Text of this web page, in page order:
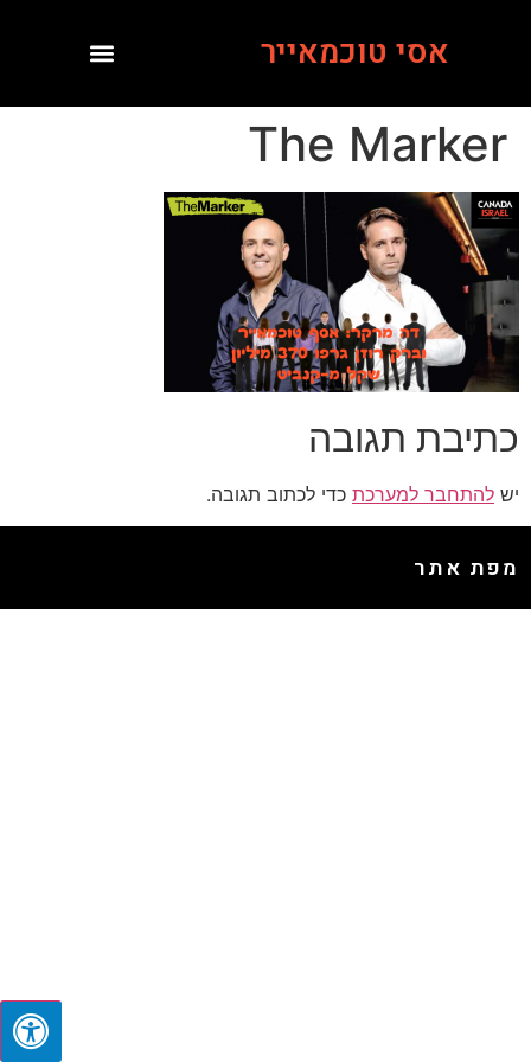
אסי טוכמאייר
The Marker
כתיבת תגובה
יש להתחבר למערכת כדי לכתוב תגובה.
מפת אתר